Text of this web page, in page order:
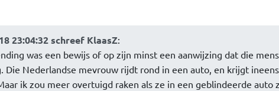
23:04:32 schreef KlaasZ:
was een bewijs of op zijn minst een aanwijzing dat die
Die Nederlandse mevrouw rijdt rond in een auto, en krijgt
ik zou meer overtuigd raken als ze in een geblindeerde auto